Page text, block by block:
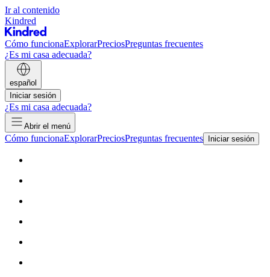
Ir al contenido
Kindred
Cómo funcionaExplorarPreciosPreguntas frecuentes
¿Es mi casa adecuada?
español
Iniciar sesión
¿Es mi casa adecuada?
Abrir el menú
Cómo funcionaExplorarPreciosPreguntas frecuentes Iniciar sesión